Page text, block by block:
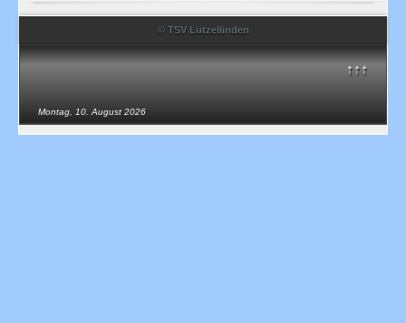
© TSV Lützellinden
↑↑↑
Montag, 10. August 2026